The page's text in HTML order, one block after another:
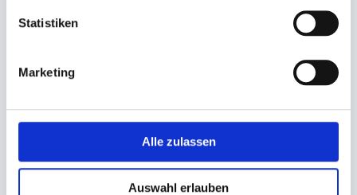
Statistiken
Marketing
Alle zulassen
Auswahl erlauben